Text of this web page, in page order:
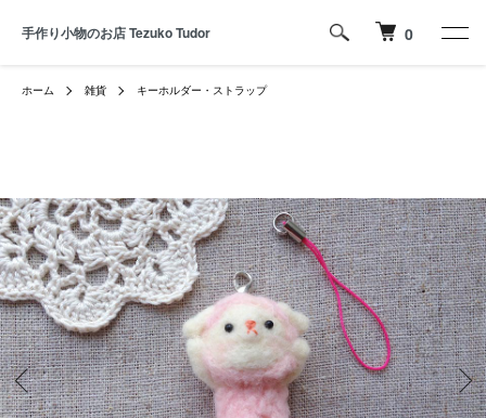
手作り小物のお店 Tezuko Tudor 0
ホーム 雑貨 キーホルダー・ストラップ